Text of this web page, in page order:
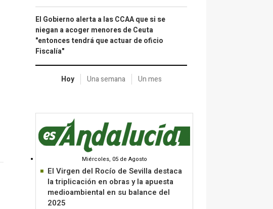
El Gobierno alerta a las CCAA que si se
niegan a acoger menores de Ceuta
"entonces tendrá que actuar de oficio
Fiscalía"
Hoy Una semana Un mes
Miércoles, 05 de Agosto
El Virgen del Rocío de Sevilla destaca
la triplicación en obras y la apuesta
medioambiental en su balance del
2025